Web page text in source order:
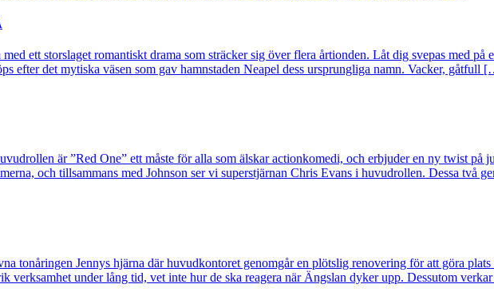
ett storslaget romantiskt drama som sträcker sig över flera årtionden. Låt dig svepas med
efter det mytiska väsen som gav hamnstaden Neapel dess ursprungliga namn. Vacker, gåtfull
är ”Red One” ett måste för alla som älskar actionkomedi, och erbjuder en ny twist på
och tillsammans med Johnson ser vi superstjärnan Chris Evans i huvudrollen. Dessa två
tonåringen Jennys hjärna där huvudkontoret genomgår en plötslig renovering för att göra
verksamhet under lång tid, vet inte hur de ska reagera när Ängslan dyker upp. Dessutom